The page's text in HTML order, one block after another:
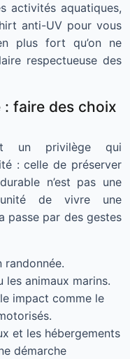
activités aquatiques,
anti-UV pour vous
plus fort qu’on ne
respectueuse des
: faire des choix
un privilège qui
: celle de préserver
n’est pas une
de vivre une
passe par des gestes
randonnée.
les animaux marins.
impact comme le
et les hébergements
démarche